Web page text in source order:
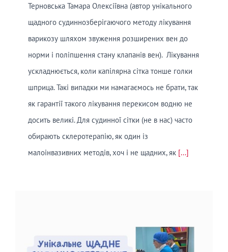
Терновська Тамара Олексіївна (автор унікального
щадного судиннозберігаючого методу лікування
варикозу шляхом звуження розширених вен до
норми і поліпшення стану клапанів вен). Лікування
ускладнюється, коли капілярна сітка тонше голки
шприца. Такі випадки ми намагаємось не брати, так
як гарантії такого лікування перекисом водню не
досить великі. Для судинної сітки (не в нас) часто
обирають склеротерапію, як один із
малоінвазивних методів, хоч і не щадних, як [...]